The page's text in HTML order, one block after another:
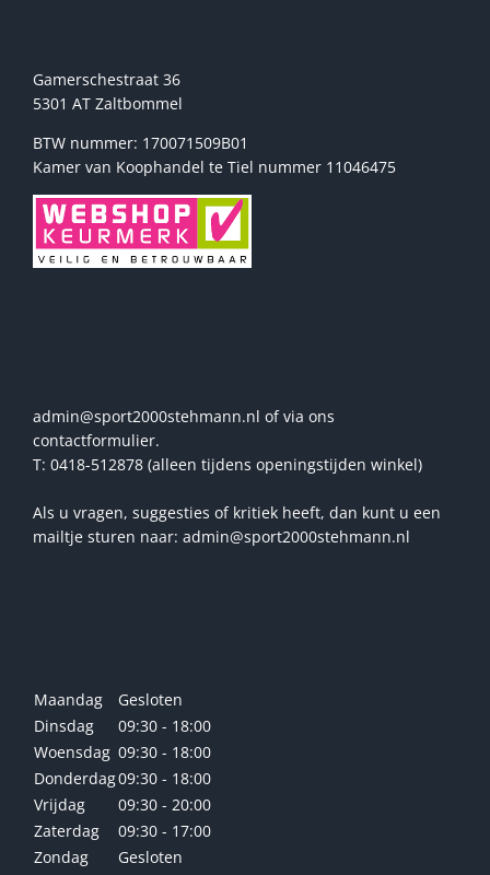
Gamerschestraat 36
5301 AT Zaltbommel
BTW nummer: 170071509B01
Kamer van Koophandel te Tiel nummer 11046475
admin@sport2000stehmann.nl of via ons
contactformulier.
T: 0418-512878 (alleen tijdens openingstijden winkel)
Als u vragen, suggesties of kritiek heeft, dan kunt u een
mailtje sturen naar: admin@sport2000stehmann.nl
Maandag
Gesloten
Dinsdag
09:30 - 18:00
Woensdag 09:30 - 18:00
Donderdag09:30 - 18:00
Vrijdag
09:30 - 20:00
Zaterdag
09:30 - 17:00
Zondag
Gesloten